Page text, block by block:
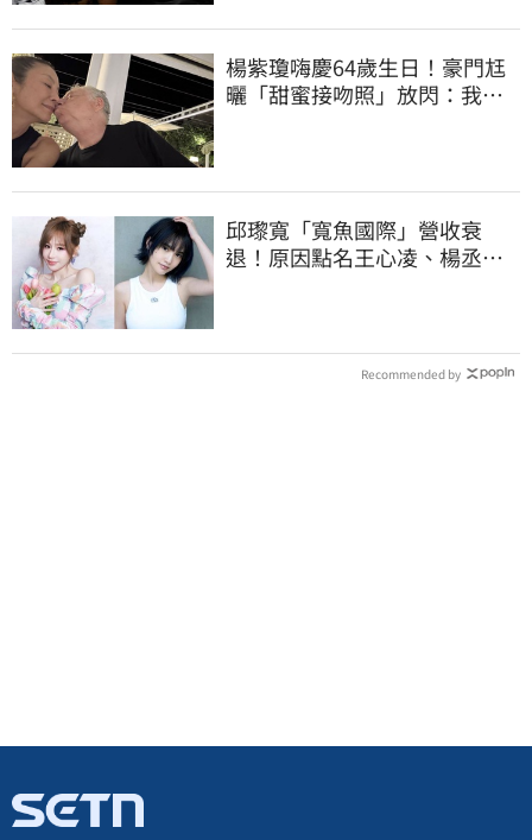
楊紫瓊嗨慶64歲生日！豪門尪
曬「甜蜜接吻照」放閃：我親
邱瓈寬「寬魚國際」營收衰
退！原因點名王心凌、楊丞琳
Recommended by